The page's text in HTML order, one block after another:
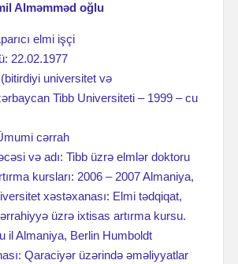
Alməmməd oğlu
elmi işçi
22.02.1977
universitet və
Tibb Universiteti – 1999 – cu
cərrah
və adı: Tibb üzrə elmlər doktoru
kursları: 2006 – 2007 Almaniya,
xəstəxanası: Elmi tədqiqat,
üzrə ixtisas artırma kursu.
il Almaniya, Berlin Humboldt
Qaraciyər üzərində əməliyyatlar